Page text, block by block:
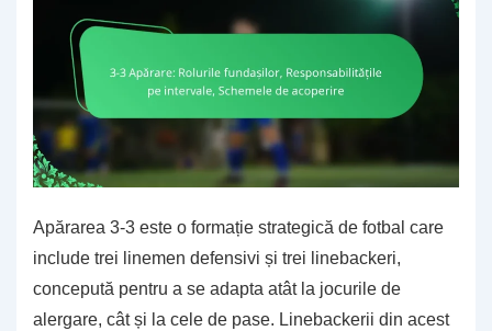
Apărarea 3-3 este o formație strategică de fotbal care
include trei linemen defensivi și trei linebackeri,
concepută pentru a se adapta atât la jocurile de
alergare, cât și la cele de pase. Linebackerii din acest